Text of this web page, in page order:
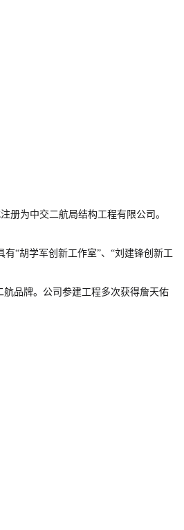
册为中交二航局结构工程有限公司。
“胡学军创新工作室”、“刘建锋创新工
品牌。公司参建工程多次获得詹天佑